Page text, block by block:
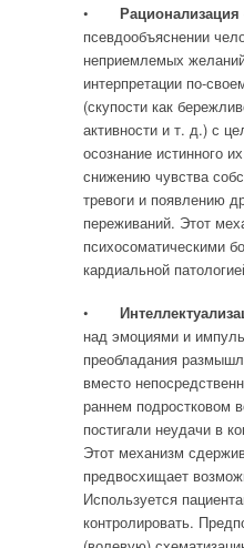
•Рационализация
псевдообъяснении
неприемлемых
интерпретации по-
(скупости как
активности и т. д.) с
осознание истинного
снижению чувства
тревоги и появлению
переживаний. Этот
психосоматическими
кардиальной
•
над эмоциями и
преобладания
вместо
раннем подростковом
постигали неудачи в
Этот механизм
предвосхищает
Используется
контролировать.